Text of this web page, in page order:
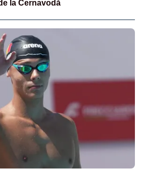
la Cernavodă